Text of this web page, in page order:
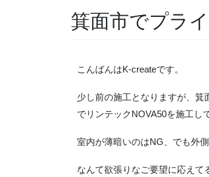
箕面市でプラ
こんばんはK-createです。
少し前の施工となりますが、
でリンテックNOVA50を施工し
室内が薄暗いのはNG、でも外
なんて欲張りなご要望に応えて